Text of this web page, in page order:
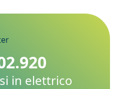
in elettrico